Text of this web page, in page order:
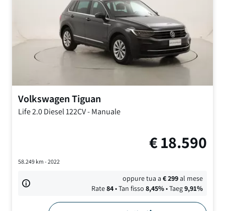
VolkswagenTiguan
Life2.0 Diesel 122CV-Manuale
€18.590
58.249km - 2022
oppure tua a€299al mese
Rate84• Tan fisso 8,45%• Taeg9,91%